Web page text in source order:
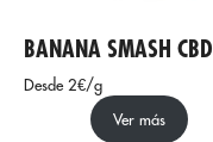
BANANA SMASH CBD
Desde 2€/g
Ver más